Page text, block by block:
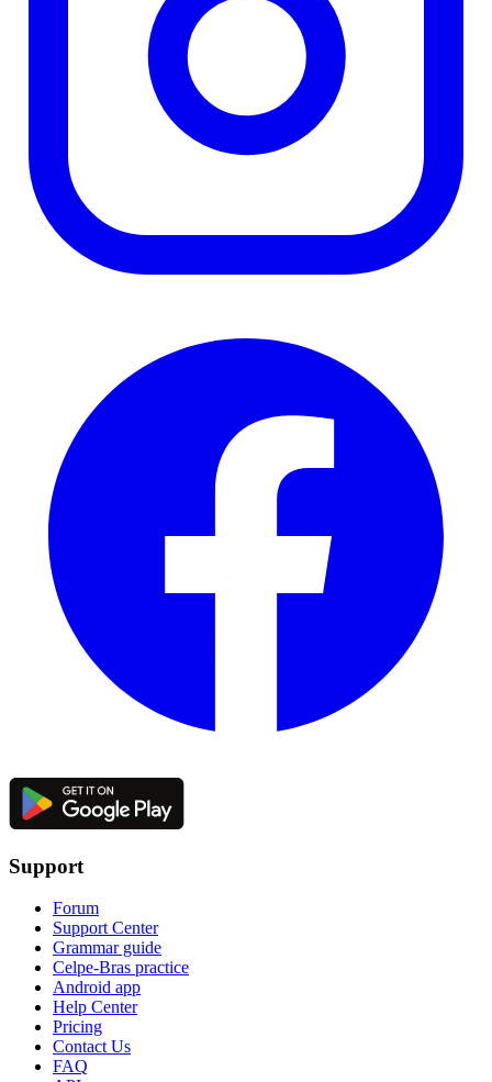
Support
Forum
Support Center
Grammar guide
Celpe-Bras practice
Android app
Help Center
Pricing
Contact Us
FAQ